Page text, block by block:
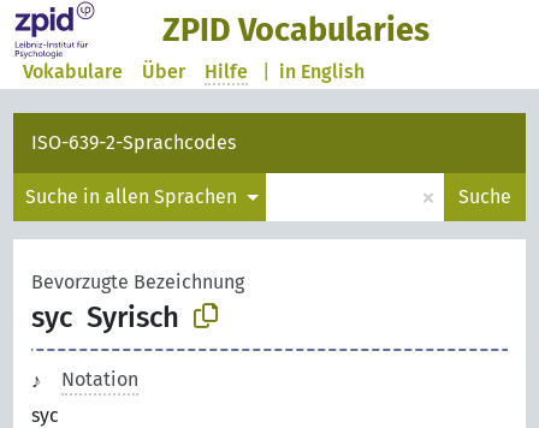
ZPID Vocabularies
in English
Vokabulare Über Hilfe
ISO-639-2-Sprachcodes
Suche in allen Sprachen × Suche
Bevorzugte Bezeichnung
syc Syrisch
Notation
syc